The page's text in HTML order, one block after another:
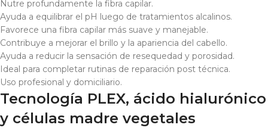
Nutre profundamente la fibra capilar.
Ayuda a equilibrar el pH luego de tratamientos alcalinos.
Favorece una fibra capilar más suave y manejable.
Contribuye a mejorar el brillo y la apariencia del cabello.
Ayuda a reducir la sensación de resequedad y porosidad.
Ideal para completar rutinas de reparación post técnica.
Uso profesional y domiciliario.
Tecnología PLEX, ácido hialurónico
y células madre vegetales